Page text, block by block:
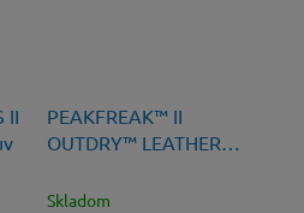
II
PEAKFREAK™ II
OUTDRY™ LEATHER
Obuv s membránou
Skladom